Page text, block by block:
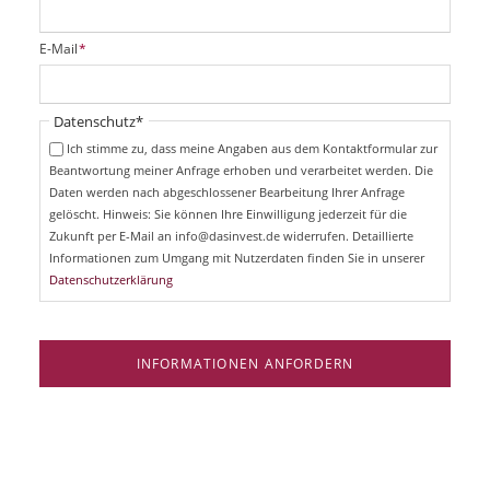
i
c
t
f
P
f
i
E-Mail*
Pflichtfeld
Datenschutz*
Ich stimme zu, dass meine Angaben aus dem Kontaktformular zur
Beantwortung meiner Anfrage erhoben und verarbeitet werden. Die
Daten werden nach abgeschlossener Bearbeitung Ihrer Anfrage
gelöscht. Hinweis: Sie können Ihre Einwilligung jederzeit für die
Zukunft per E-Mail an info@dasinvest.de widerrufen. Detaillierte
Informationen zum Umgang mit Nutzerdaten finden Sie in unserer
Datenschutzerklärung
INFORMATIONEN ANFORDERN